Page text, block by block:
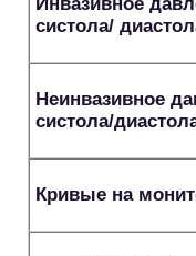
систола/
Неинвазивное
систола/
Кривые на